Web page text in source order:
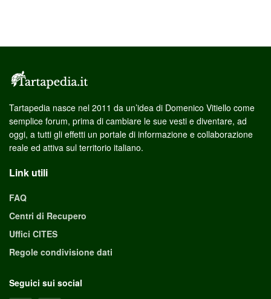
Tartapedia nasce nel 2011 da un’idea di Domenico Vitiello come
semplice forum, prima di cambiare le sue vesti e diventare, ad
oggi, a tutti gli effetti un portale di informazione e collaborazione
reale ed attiva sul territorio italiano.
Link utili
FAQ
Centri di Recupero
Uffici CITES
Regole condivisione dati
Seguici sui social